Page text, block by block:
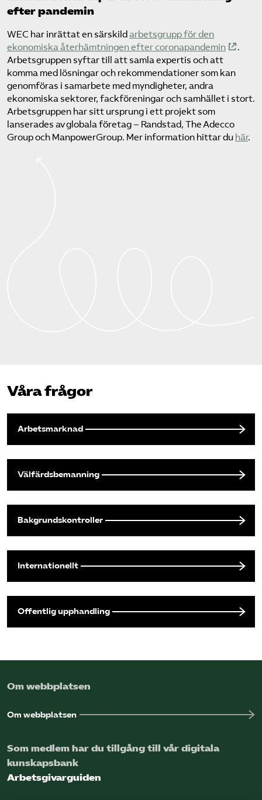
efter pandemin
WEC har inrättat en särskild arbetsgrupp för den
ekonomiska återhämtningen efter coronapandemin
.
Arbetsgruppen syftar till att samla expertis och att
komma med lösningar och rekommendationer som kan
genomföras i samarbete med myndigheter, andra
ekonomiska sektorer, fackföreningar och samhället i stort.
Arbetsgruppen har sitt ursprung i ett projekt som
lanserades av globala företag – Randstad, The Adecco
Group och ManpowerGroup. Mer information hittar du här.
Våra frågor
Arbetsmarknad
Välfärdsbemanning
Bakgrundskontroller
Internationellt
Offentlig upphandling
Om webbplatsen
Om webbplatsen
Som medlem har du tillgång till vår digitala
kunskapsbank
Arbetsgivarguiden